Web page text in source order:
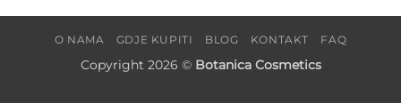
O NAMA GDJE KUPITI BLOG KONTAKT FAQ
Copyright 2026 © Botanica Cosmetics